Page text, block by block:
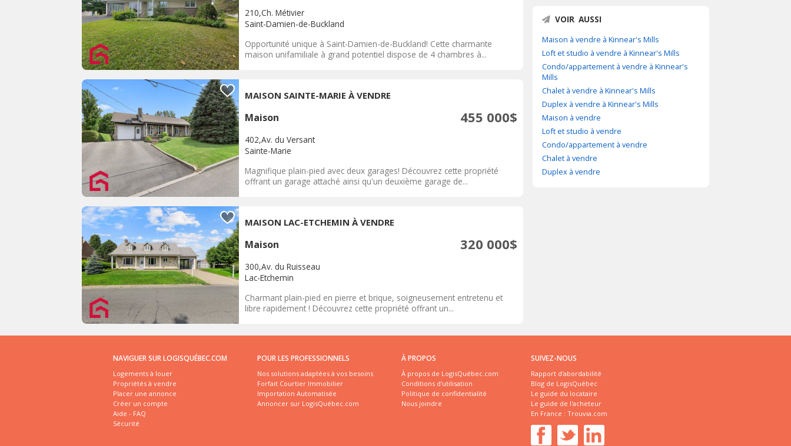
210,Ch. Métivier
Saint-Damien-de-Buckland
Opportunité unique à Saint-Damien-de-Buckland! Cette charmante
maison unifamiliale à grand potentiel dispose de 4 chambres à...
MAISON SAINTE-MARIE À VENDRE
Maison 455 000$
402,Av. du Versant
Sainte-Marie
Magnifique plain-pied avec deux garages! Découvrez cette propriété
offrant un garage attaché ainsi qu'un deuxième garage de...
MAISON LAC-ETCHEMIN À VENDRE
Maison 320 000$
300,Av. du Ruisseau
Lac-Etchemin
Charmant plain-pied en pierre et brique, soigneusement entretenu et
libre rapidement ! Découvrez cette propriété offrant un...
VOIR AUSSI
Maison à vendre à Kinnear's Mills
Loft et studio à vendre à Kinnear's Mills
Condo/appartement à vendre à Kinnear's
Mills
Chalet à vendre à Kinnear's Mills
Duplex à vendre à Kinnear's Mills
Maison à vendre
Loft et studio à vendre
Condo/appartement à vendre
Chalet à vendre
Duplex à vendre
NAVIGUER SUR LOGISQUÉBEC.COM
Logements à louer
Propriétés à vendre
Placer une annonce
Créer un compte
Aide - FAQ
Sécurité
POUR LES PROFESSIONNELS
Nos solutions adaptées à vos besoins
Forfait Courtier Immobilier
Importation Automatisée
Annoncer sur LogisQuébec.com
À PROPOS
À propos de LogisQuébec.com
Conditions d'utilisation
Politique de confidentialité
Nous joindre
SUIVEZ-NOUS
Rapport d'abordabilité
Blog de LogisQuébec
Le guide du locataire
Le guide de l'acheteur
En France : Trouvia.com